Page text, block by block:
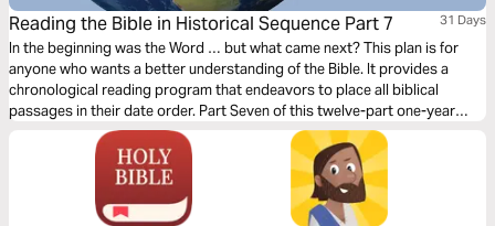
Reading the Bible in Historical Sequence Part 7 31 Days
In the beginning was the Word … but what came next? This plan is for
anyone who wants a better understanding of the Bible. It provides a
chronological reading program that endeavors to place all biblical
passages in their date order. Part Seven of this twelve-part one-year
reading plan is titled ‘Israel’s Exile, Judah’s Further Decline: 730 BC–615